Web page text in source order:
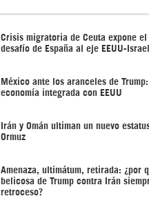
Crisis migratoria de Ceuta expone
desafío de España al eje EEUU-
México ante los aranceles de
economía integrada con EEUU
Irán y Omán ultiman un nuevo
Ormuz
Amenaza, ultimátum, retirada: ¿por
belicosa de Trump contra Irán
retroceso?